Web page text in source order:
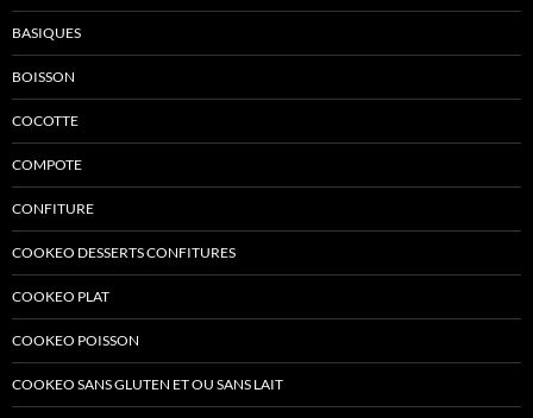
BASIQUES
BOISSON
COCOTTE
COMPOTE
CONFITURE
COOKEO DESSERTS CONFITURES
COOKEO PLAT
COOKEO POISSON
COOKEO SANS GLUTEN ET OU SANS LAIT